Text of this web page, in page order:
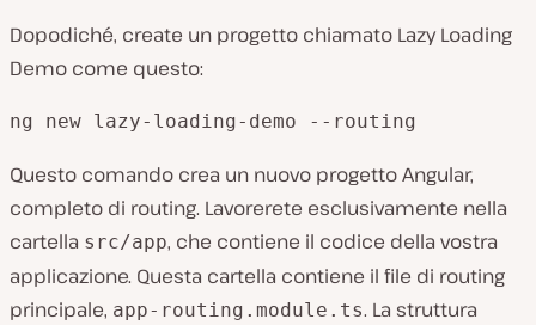
Dopodiché, create un progetto chiamato Lazy Loading
Demo come questo:
ng new lazy-loading-demo --routing
Questo comando crea un nuovo progetto Angular,
completo di routing. Lavorerete esclusivamente nella
cartella src/app, che contiene il codice della vostra
applicazione. Questa cartella contiene il file di routing
principale, app-routing.module.ts. La struttura